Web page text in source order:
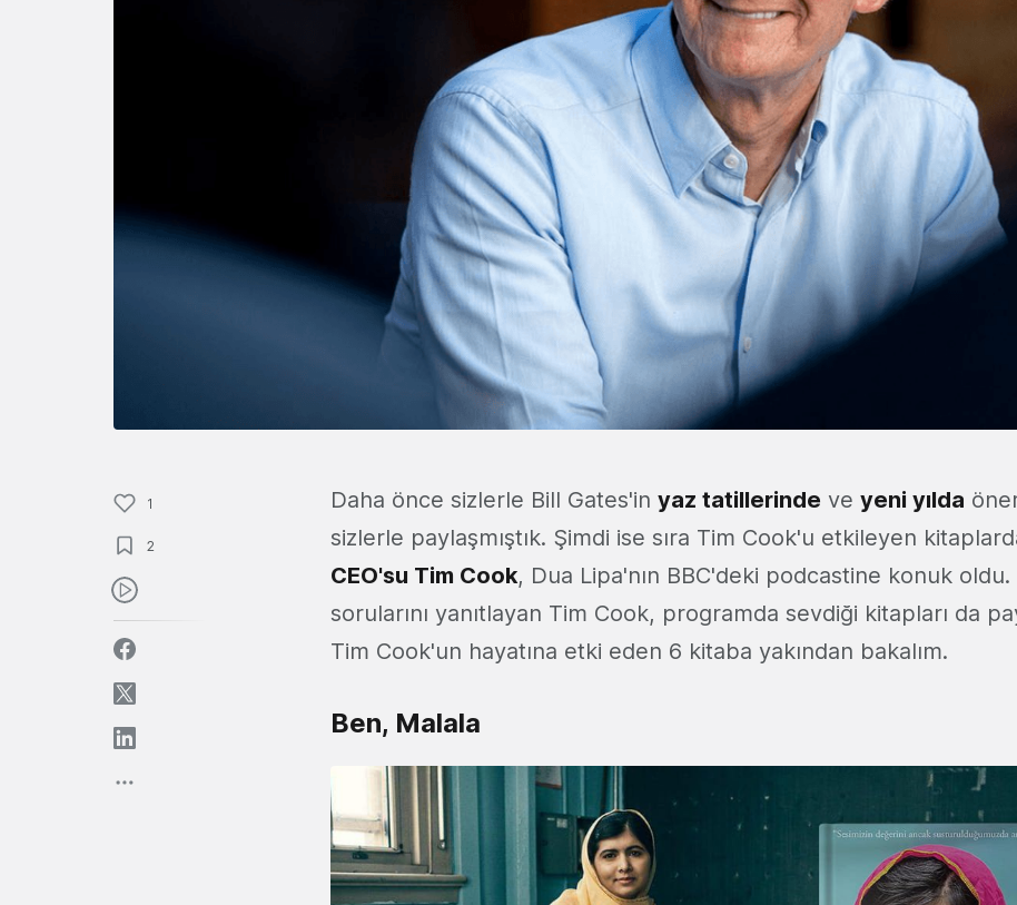
1
2
Daha önce sizlerle Bill Gates'in yaz tatillerinde ve yeni yılda
sizlerle paylaşmıştık. Şimdi ise sıra Tim Cook'u etkileyen
CEO'su Tim Cook, Dua Lipa'nın BBC'deki podcastine konuk oldu.
sorularını yanıtlayan Tim Cook, programda sevdiği kitapları da
Tim Cook'un hayatına etki eden 6 kitaba yakından bakalım.
Ben, Malala